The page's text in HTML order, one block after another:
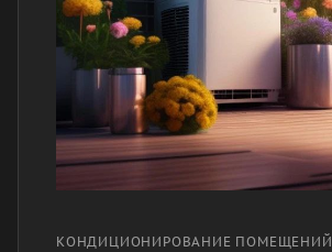
КОНДИЦИОНИРОВАНИЕ ПОМЕЩЕНИЙ